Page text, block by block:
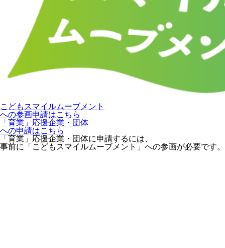
こどもスマイルムーブメント
への参画申請はこちら
「育業」応援企業・団体
への申請はこちら
「育業」応援企業・団体に申請するには、
事前に「こどもスマイルムーブメント」への参画が必要です。